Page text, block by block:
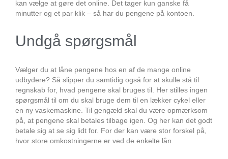
kan vælge at gøre det online. Det tager kun ganske få
minutter og et par klik – så har du pengene på kontoen.
Undgå spørgsmål
Vælger du at låne pengene hos en af de mange online
udbydere? Så slipper du samtidig også for at skulle stå til
regnskab for, hvad pengene skal bruges til. Her stilles ingen
spørgsmål til om du skal bruge dem til en lækker cykel eller
en ny vaskemaskine. Til gengæld skal du være opmærksom
på, at pengene skal betales tilbage igen. Og her kan det godt
betale sig at se sig lidt for. For der kan være stor forskel på,
hvor store omkostningerne er ved de enkelte lån.